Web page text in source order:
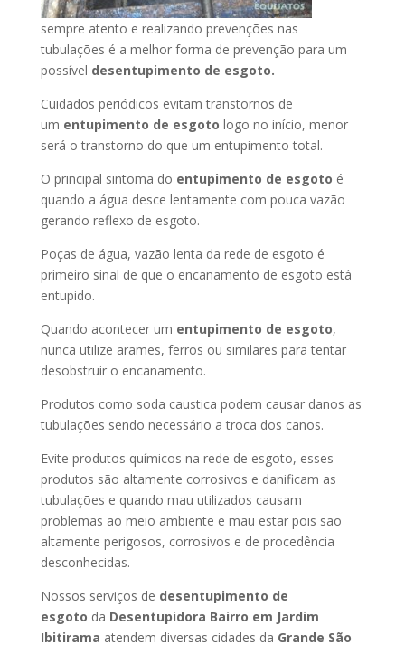
sempre atento e realizando prevenções nas
tubulações é a melhor forma de prevenção para um
possível desentupimento de esgoto.
Cuidados periódicos evitam transtornos de
um entupimento de esgoto logo no início, menor
será o transtorno do que um entupimento total.
O principal sintoma do entupimento de esgoto é
quando a água desce lentamente com pouca vazão
gerando reflexo de esgoto.
Poças de água, vazão lenta da rede de esgoto é
primeiro sinal de que o encanamento de esgoto está
entupido.
Quando acontecer um entupimento de esgoto,
nunca utilize arames, ferros ou similares para tentar
desobstruir o encanamento.
Produtos como soda caustica podem causar danos as
tubulações sendo necessário a troca dos canos.
Evite produtos químicos na rede de esgoto, esses
produtos são altamente corrosivos e danificam as
tubulações e quando mau utilizados causam
problemas ao meio ambiente e mau estar pois são
altamente perigosos, corrosivos e de procedência
desconhecidas.
Nossos serviços de desentupimento de
esgoto da Desentupidora Bairro em Jardim
Ibitirama atendem diversas cidades da Grande São